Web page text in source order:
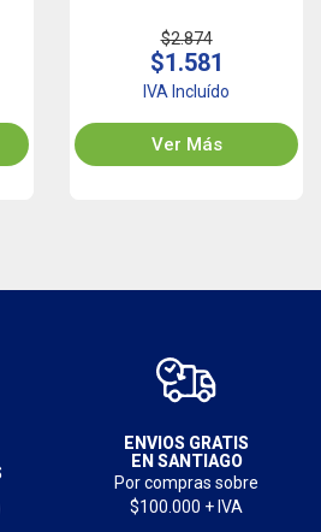
$2.874
$1.581
IVA Incluído
Ver Más
ENVIOS GRATIS
EN SANTIAGO
Por compras sobre
$100.000 + IVA